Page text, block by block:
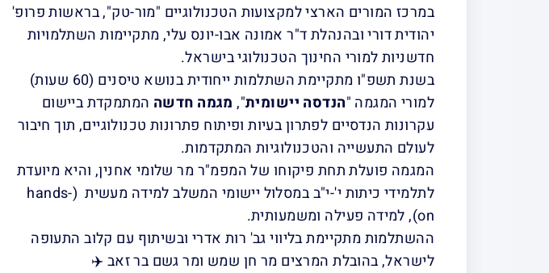
במרכז המורים הארצי למקצועות הטכנולוגיים "מור-טק", בראשות פרופ'
יהודית דורי ובהנהלת ד"ר אמונה אבו-יונס עלי, מתקיימות השתלמויות
חדשניות למורי החינוך הטכנולוגי בישראל.
בשנת תשפ"ו מתקיימת השתלמות ייחודית בנושא טיסנים (60 שעות)
למורי המגמה "הנדסה יישומית", מגמה חדשה המתמקדת ביישום
עקרונות הנדסיים לפתרון בעיות ופיתוח פתרונות טכנולוגיים, תוך חיבור
לעולם התעשייה והטכנולוגיות המתקדמות.
המגמה פועלת תחת פיקוחו של המפמ"ר מר שלומי אחנין, והיא מיועדת
לתלמידי כיתות י'-י"ב במסלול יישומי המשלב למידה מעשית (hands-
on), למידה פעילה ומשמעותית.
ההשתלמות מתקיימת בליווי גב' רות אדרי ובשיתוף עם קלוב התעופה
לישראל, בהובלת המרצים מר חן שמש ומר גשם בר זאב ✈️